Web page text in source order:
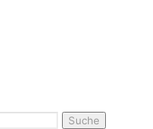
Suche